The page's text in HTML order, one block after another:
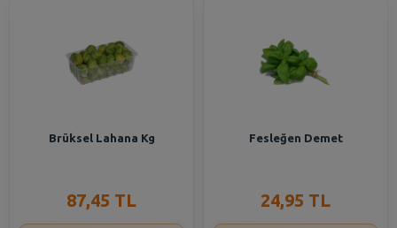
Brüksel Lahana Kg
87,45 TL
Fesleğen Demet
24,95 TL